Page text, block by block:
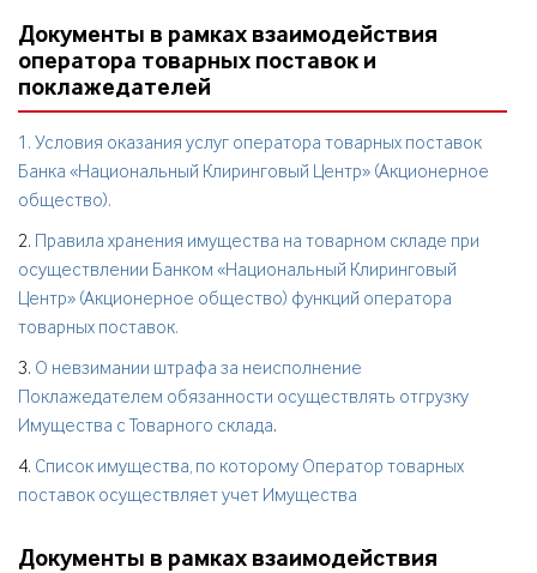
Документы в рамках взаимодействия
оператора товарных поставок и
поклажедателей
1. Условия оказания услуг оператора товарных поставок
Банка «Национальный Клиринговый Центр» (Акционерное
общество).
2.
Правила хранения имущества на товарном складе при
осуществлении Банком «Национальный Клиринговый
Центр» (Акционерное общество) функций оператора
товарных поставок.
3. О невзимании штрафа за неисполнение
Поклажедателем обязанности осуществлять отгрузку
Имущества с Товарного склада.
4. Список имущества, по которому Оператор товарных
поставок осуществляет учет Имущества
Документы в рамках взаимодействия